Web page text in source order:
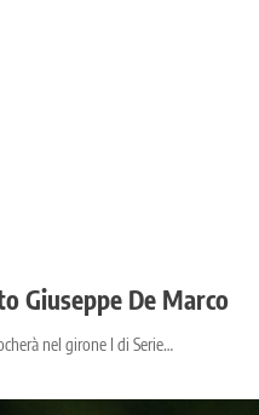
Giuseppe De Marco
nel girone I di Serie…